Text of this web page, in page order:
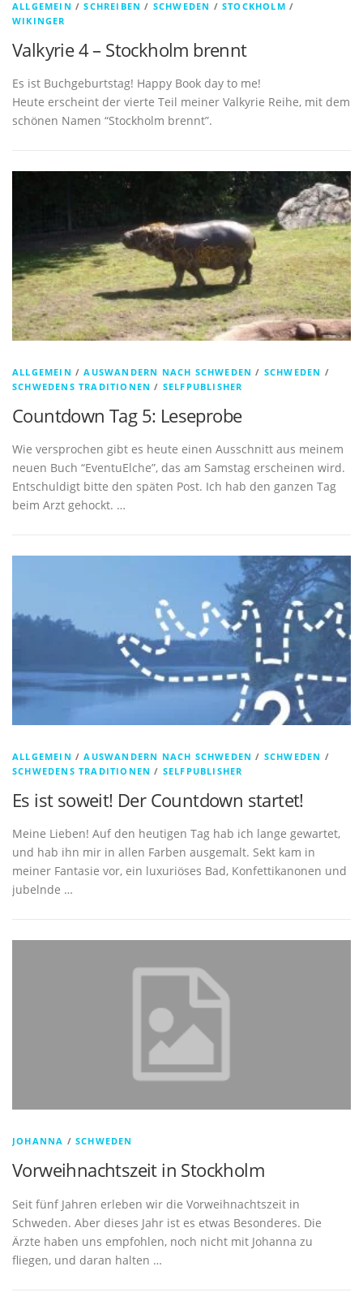
ALLGEMEIN /SCHREIBEN / SCHWEDEN /STOCKHOLM /
WIKINGER
Valkyrie 4 – Stockholm brennt
Es ist Buchgeburtstag! Happy Book day to me!
Heute erscheint der vierte Teil meiner Valkyrie Reihe, mit dem
schönen Namen “Stockholm brennt”.
ALLGEMEIN /AUSWANDERN NACH SCHWEDEN / SCHWEDEN /
SCHWEDENS TRADITIONEN / SELFPUBLISHER
Countdown Tag 5: Leseprobe
Wie versprochen gibt es heute einen Ausschnitt aus meinem
neuen Buch “EventuElche”, das am Samstag erscheinen wird.
Entschuldigt bitte den späten Post. Ich hab den ganzen Tag
beim Arzt gehockt. …
ALLGEMEIN /AUSWANDERN NACH SCHWEDEN / SCHWEDEN /
SCHWEDENS TRADITIONEN / SELFPUBLISHER
Es ist soweit! Der Countdown startet!
Meine Lieben! Auf den heutigen Tag hab ich lange gewartet,
und hab ihn mir in allen Farben ausgemalt. Sekt kam in
meiner Fantasie vor, ein luxuriöses Bad, Konfettikanonen und
jubelnde …
JOHANNA /SCHWEDEN
Vorweihnachtszeit in Stockholm
Seit fünf Jahren erleben wir die Vorweihnachtszeit in
Schweden. Aber dieses Jahr ist es etwas Besonderes. Die
Ärzte haben uns empfohlen, noch nicht mit Johanna zu
fliegen, und daran halten …